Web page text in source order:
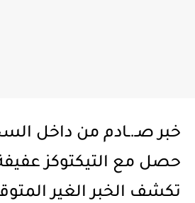
خبر صـ.ـادم من داخل
حصل مع التيكتوكز